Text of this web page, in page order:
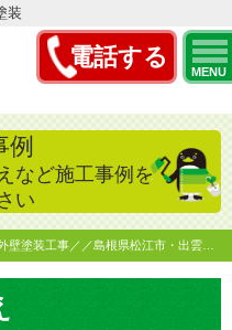
電話する
MENU
装
例
など施工事例を
い
装工事／／島根県松江市・出雲市屋根外壁…